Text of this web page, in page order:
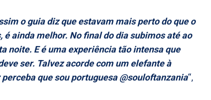
o guia diz que estavam mais perto do que o
ainda melhor. No final do dia subimos até ao
noite. E é uma experiência tão intensa que
ser. Talvez acorde com um elefante à
que sou portuguesa @souloftanzania“,